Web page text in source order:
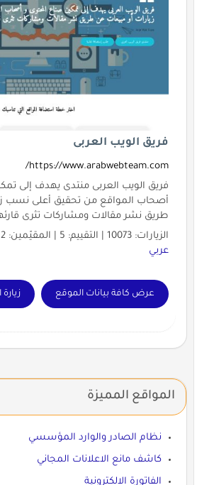
فريق الويب العربى
https://www.arabwebteam.com/
فريق الويب العربى منتدى يهدف إلى
أصحاب المواقع من تحقيق أعلى نسب
طريق نشر مقالات ومشاركات تثرى
الزيارات: 10073 | التقييم: 5 | المقيّمين: 2 | الدولة:
عربي
عرض كافة بيانات الموقع
المواقع المميزة
نظام الصادر والوارد المؤسسي
كاشف مانع الاعلانات المجاني
الفاتورة الالكترونية